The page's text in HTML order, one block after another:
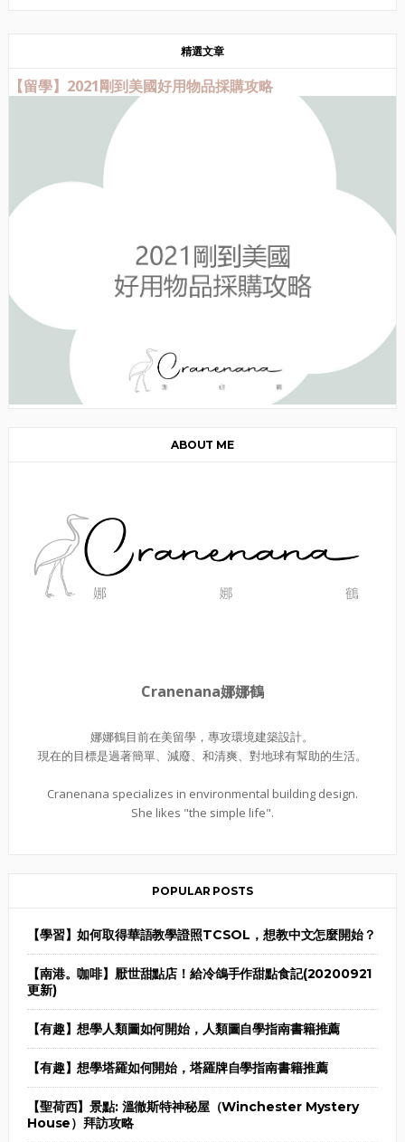
精選文章
【留學】2021剛到美國好用物品採購攻略
ABOUT ME
Cranenana娜娜鶴
娜娜鶴目前在美留學，專攻環境建築設計。
現在的目標是過著簡單、減廢、和清爽、對地球有幫助的生活。
Cranenana specializes in environmental building design.
She likes "the simple life".
POPULAR POSTS
【學習】如何取得華語教學證照TCSOL，想教中文怎麼開始？
【南港。咖啡】厭世甜點店！給冷鴿手作甜點食記(20200921
更新)
【有趣】想學人類圖如何開始，人類圖自學指南書籍推薦
【有趣】想學塔羅如何開始，塔羅牌自學指南書籍推薦
【聖荷西】景點: 溫徹斯特神秘屋（Winchester Mystery
House）拜訪攻略